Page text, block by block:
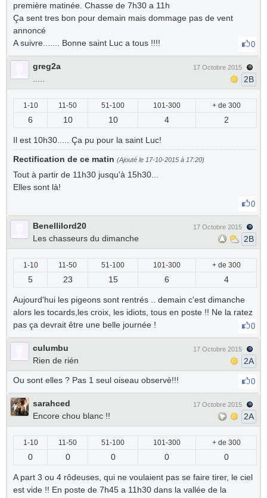
première matinée. Chasse de 7h30 a 11h
Ça sent tres bon pour demain mais dommage pas de vent
annoncé
A suivre....... Bonne saint Luc a tous !!!!
0
greg2a
17 Octobre 2015
2B
1-10 11-50 51-100 101-300 + de 300
6 10 10 4 2
Il est 10h30..... Ça pu pour la saint Luc!
Rectification de ce matin (Ajouté le 17-10-2015 à 17:20)
Tout à partir de 11h30 jusqu'à 15h30...
Elles sont là!
0
Benellilord20
Les chasseurs du dimanche
17 Octobre 2015
2B
1-10 11-50 51-100 101-300 + de 300
5 23 15 6 4
Aujourd'hui les pigeons sont rentrés .. demain c'est dimanche
alors les tocards,les croix, les idiots, tous en poste !! Ne la ratez
pas ça devrait être une belle journée !
0
culumbu
Rien de rién
17 Octobre 2015
2A
Ou sont elles ? Pas 1 seul oiseau observè!!!
0
sarahced
Encore chou blanc !!
17 Octobre 2015
2A
1-10 11-50 51-100 101-300 + de 300
0 0 0 0 0
A part 3 ou 4 rôdeuses, qui ne voulaient pas se faire tirer, le ciel
est vide !! En poste de 7h45 a 11h30 dans la vallée de la